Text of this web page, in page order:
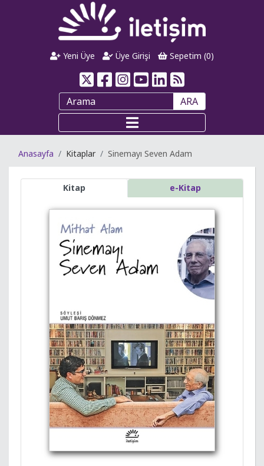
Yeni Üye Üye Girişi Sepetim (0)
ARA
Anasayfa Kitaplar Sinemayı Seven Adam
Kitap e-Kitap